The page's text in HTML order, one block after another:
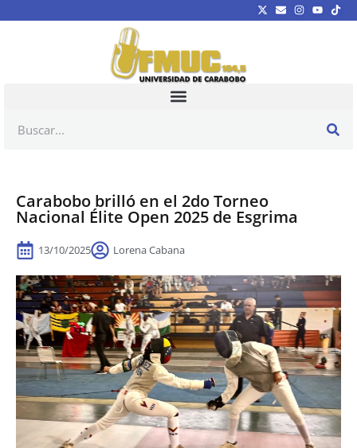
Carabobo brilló en el 2do Torneo
Nacional Élite Open 2025 de Esgrima
13/10/2025 Lorena Cabana